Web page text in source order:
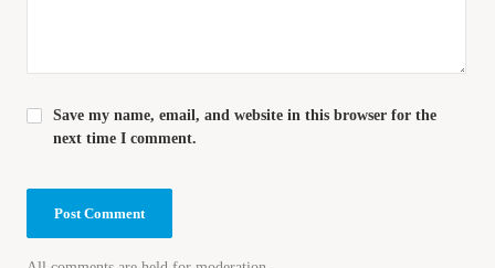
Save my name, email, and website in this browser for the
next time I comment.